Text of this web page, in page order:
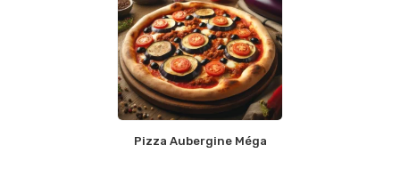
Pizza Aubergine Méga